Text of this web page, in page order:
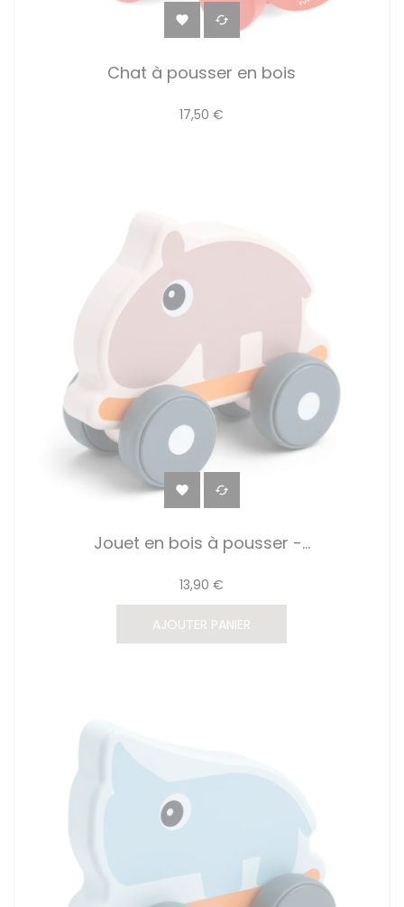
 
Chat à pousser en bois
17,50 €
 
Jouet en bois à pousser -...
13,90 €
AJOUTER PANIER